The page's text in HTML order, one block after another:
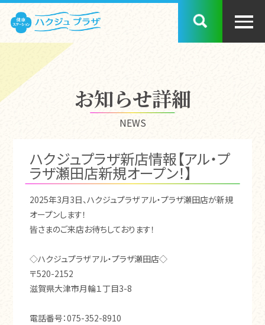
お知らせ詳細
NEWS
ハクジュプラザ新店情報【アル・プ
ラザ瀬田店新規オープン！】
2025年3月3日、ハクジュプラザ アル・プラザ瀬田店が新規
オープンします！
皆さまのご来店お待ちしております！
◇ハクジュプラザ アル・プラザ瀬田店◇
〒520-2152
滋賀県大津市月輪１丁目3-8
電話番号：075-352-8910